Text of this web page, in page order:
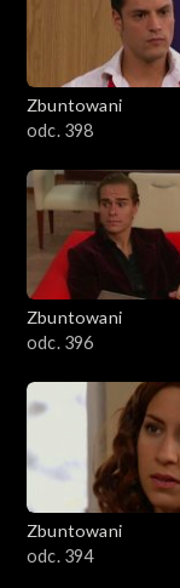
Zbuntowani
odc. 398
Zbuntowani
odc. 396
Zbuntowani
odc. 394